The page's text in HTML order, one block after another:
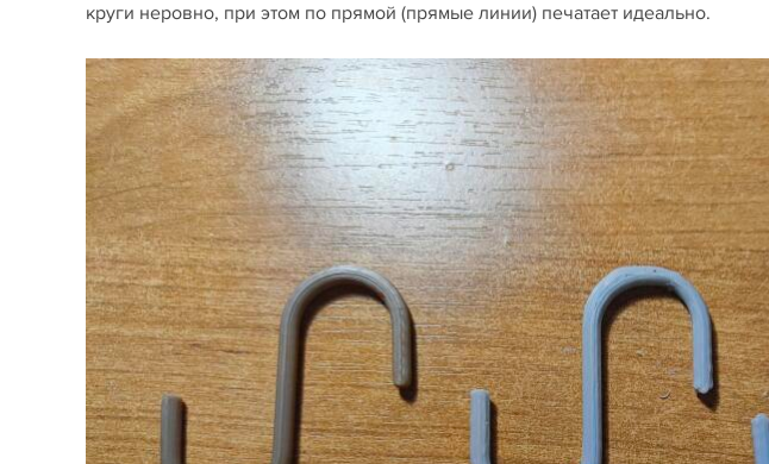
круги неровно, при этом по прямой (прямые линии) печатает идеально.